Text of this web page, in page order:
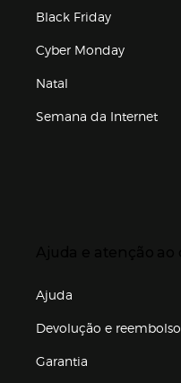
Black Friday
Cyber Monday
Natal
Semana da Internet
Ajuda
Devolução e reembolso
Garantia